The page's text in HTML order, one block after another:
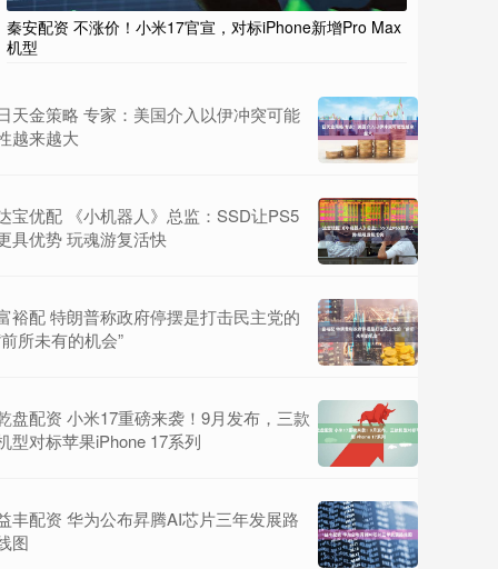
秦安配资 不涨价！小米17官宣，对标iPhone新增Pro Max
机型
天金策略 专家：美国介入以伊冲突可能
越来越大
宝优配 《小机器人》总监：SSD让PS5
具优势 玩魂游复活快
裕配 特朗普称政府停摆是打击民主党的
前所未有的机会”
盘配资 小米17重磅来袭！9月发布，三款
型对标苹果iPhone 17系列
丰配资 华为公布昇腾AI芯片三年发展路
图